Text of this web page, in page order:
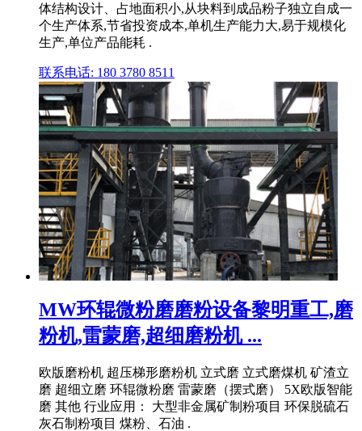
体结构设计、占地面积小,从块料到成品粉子独立自成一
个生产体系,节省投资成本,单机生产能力大,易于规模化
生产,单位产品能耗 .
联系电话: 180 3780 8511
MW环辊微粉磨磨粉设备黎明重工,磨
粉机,雷蒙磨,超细磨粉机 ...
欧版磨粉机 超压梯形磨粉机 立式磨 立式磨煤机 矿渣立
磨 超细立磨 环辊微粉磨 雷蒙磨（摆式磨） 5X欧版智能
磨 其他 行业应用： 大型非金属矿制粉项目 环保脱硫石
灰石制粉项目 煤粉、石油 .